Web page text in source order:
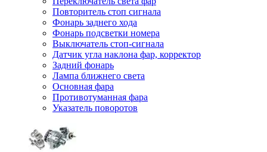
Повторитель стоп сигнала
Фонарь заднего хода
Фонарь подсветки номера
Выключатель стоп-сигнала
Датчик угла наклона фар, корректор
Задний фонарь
Лампа ближнего света
Основная фара
Противотуманная фара
Указатель поворотов